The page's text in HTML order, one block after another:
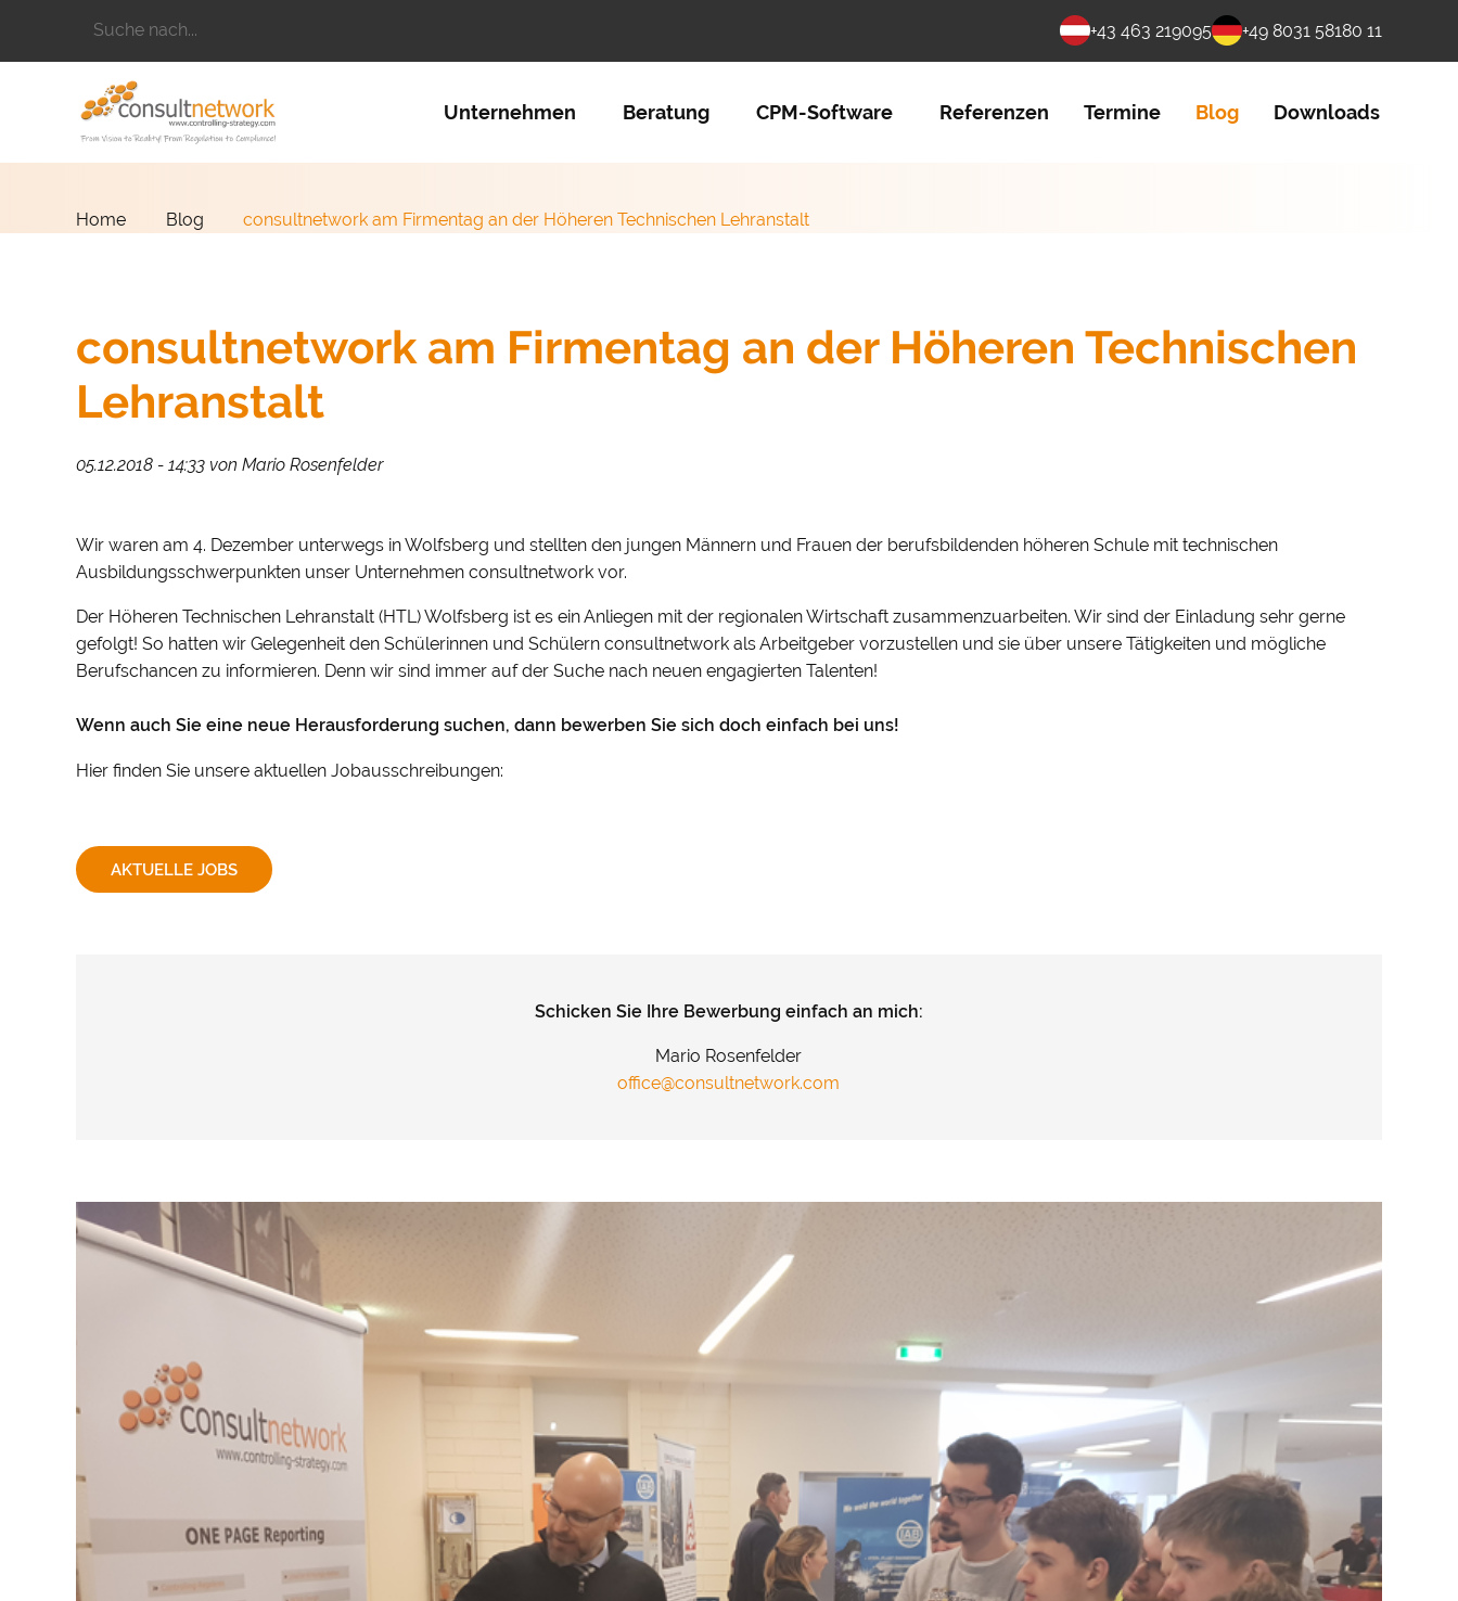
+43 463 219095 +49 8031 58180 11
Unternehmen Beratung CPM-Software Referenzen Termine Blog Downloads
Home Blog consultnetwork am Firmentag an der Höheren Technischen Lehranstalt
consultnetwork am Firmentag an der Höheren Technischen
Lehranstalt
05.12.2018 - 14:33 von Mario Rosenfelder
Wir waren am 4. Dezember unterwegs in Wolfsberg und stellten den jungen Männern und Frauen der berufsbildenden höheren Schule mit technischen
Ausbildungsschwerpunkten unser Unternehmen consultnetwork vor.
Der Höheren Technischen Lehranstalt (HTL) Wolfsberg ist es ein Anliegen mit der regionalen Wirtschaft zusammenzuarbeiten. Wir sind der Einladung sehr gerne
gefolgt! So hatten wir Gelegenheit den Schülerinnen und Schülern consultnetwork als Arbeitgeber vorzustellen und sie über unsere Tätigkeiten und mögliche
Berufschancen zu informieren. Denn wir sind immer auf der Suche nach neuen engagierten Talenten!
Wenn auch Sie eine neue Herausforderung suchen, dann bewerben Sie sich doch einfach bei uns!
Hier finden Sie unsere aktuellen Jobausschreibungen:
AKTUELLE JOBS
Schicken Sie Ihre Bewerbung einfach an mich:
Mario Rosenfelder
office@consultnetwork.com